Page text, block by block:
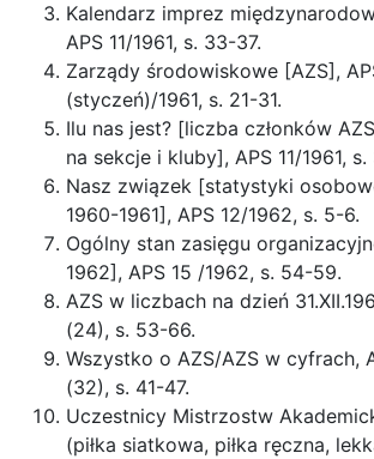
Kalendarz imprez
APS 11/1961, s. 33-37.
Zarządy środowiskowe [AZS],
(styczeń)/1961, s. 21-31.
Ilu nas jest? [liczba członków
na sekcje i kluby], APS 11/1961, s.
Nasz związek [statystyki
1960-1961], APS 12/1962, s. 5-6.
Ogólny stan zasięgu
1962], APS 15 /1962, s. 54-59.
AZS w liczbach na dzień
(24), s. 53-66.
Wszystko o AZS/AZS w cyfrach,
(32), s. 41-47.
Uczestnicy Mistrzostw
(piłka siatkowa, piłka ręczna,